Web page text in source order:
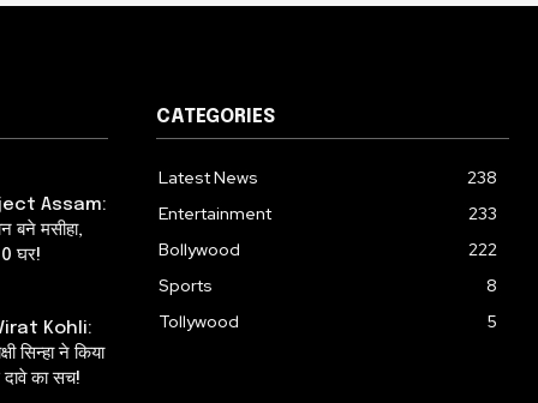
Assam:
बने मसीहा,
घर!
Kohli:
सिन्हा ने किया
का सच!
CATEGORIES
Latest News
238
Entertainment
233
Bollywood
222
Sports
8
Tollywood
5